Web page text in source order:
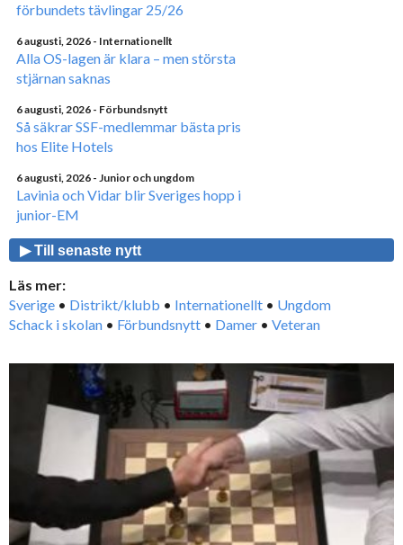
förbundets tävlingar 25/26
6 augusti, 2026 - Internationellt
Alla OS-lagen är klara – men största
stjärnan saknas
6 augusti, 2026 - Förbundsnytt
Så säkrar SSF-medlemmar bästa pris
hos Elite Hotels
6 augusti, 2026 - Junior och ungdom
Lavinia och Vidar blir Sveriges hopp i
junior-EM
▶ Till senaste nytt
Läs mer:
Sverige • Distrikt/klubb • Internationellt • Ungdom
Schack i skolan • Förbundsnytt • Damer • Veteran